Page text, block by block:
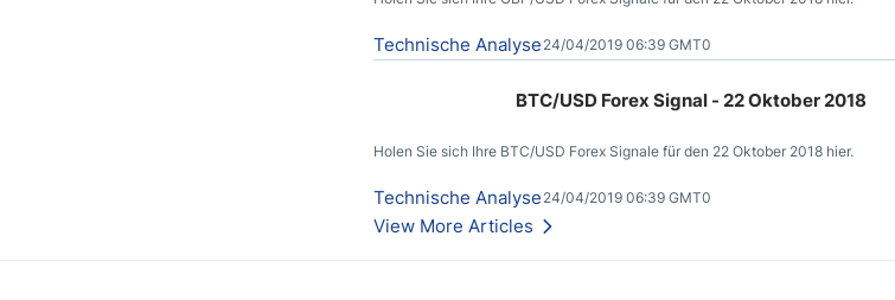
Technische Analyse 24/04/2019 06:39 GMT0
BTC/USD Forex Signal - 22 Oktober 2018
Holen Sie sich Ihre BTC/USD Forex Signale für den 22 Oktober 2018 hier.
Technische Analyse 24/04/2019 06:39 GMT0
View More Articles